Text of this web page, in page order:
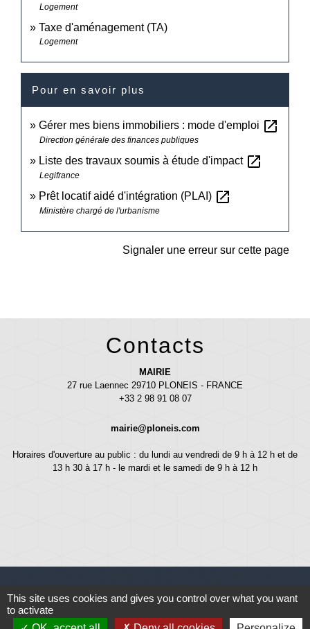
Logement
Taxe d'aménagement (TA)
Logement
Pour en savoir plus
Gérer mes biens immobiliers : mode d'emploi open_in_new
Direction générale des finances publiques
Liste des travaux soumis à étude d'impact open_in_new
Legifrance
Prêt locatif aidé d'intégration (PLAI) open_in_new
Ministère chargé de l'urbanisme
Signaler une erreur sur cette page
Contacts
MAIRIE
27 rue Laennec 29710 PLONEIS - FRANCE
+33 2 98 91 08 07
mairie@ploneis.com
Horaires d'ouverture au public : du lundi au vendredi de 9 h à 12 h et de
13 h 30 à 17 h - le mardi et le samedi de 9 h à 12 h
Liens
This site uses cookies and gives you control over what you want
to activate